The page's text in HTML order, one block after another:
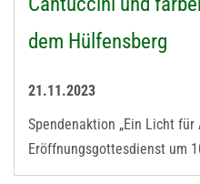
dem Hülfensberg
21.11.2023
Spendenaktion „Ein Licht für
Eröffnungsgottesdienst um